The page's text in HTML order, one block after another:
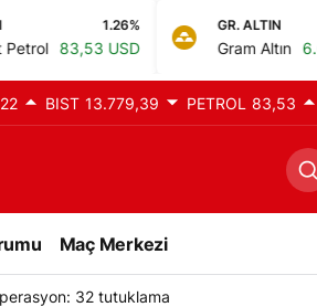
USD
GR. ALTIN
Gram Altın 6.648,46 TRY
BIST 13.779,39 PETROL 83,53
Maç Merkezi
32 tutuklama